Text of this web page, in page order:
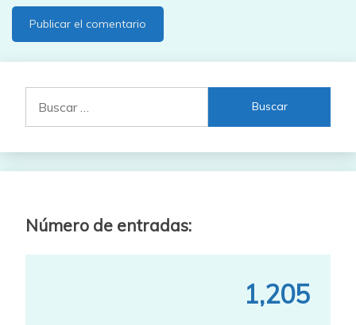
Número de entradas:
1,205